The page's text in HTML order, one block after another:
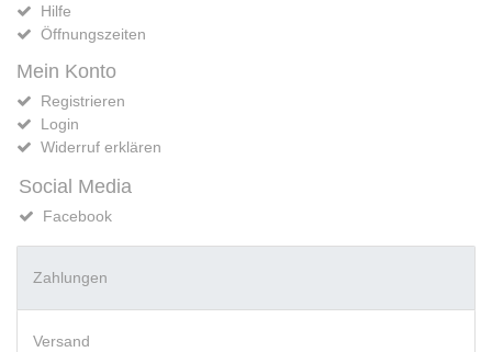
Hilfe
Öffnungszeiten
Mein Konto
Registrieren
Login
Widerruf erklären
Social Media
Facebook
Zahlungen
Versand